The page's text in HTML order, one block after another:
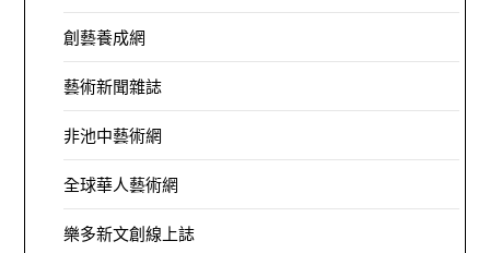
創藝養成網
藝術新聞雜誌
非池中藝術網
全球華人藝術網
樂多新文創線上誌